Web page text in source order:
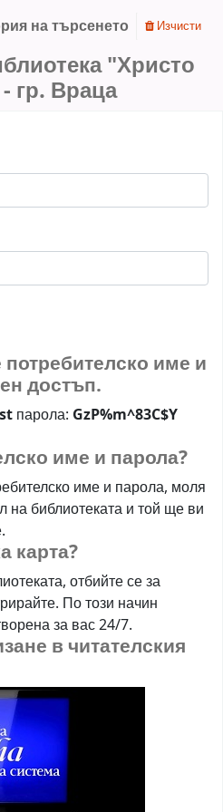
на търсенето Изчисти
"Христо
гр. Враца
име и
достъп.
парола: GzP%m^83C$Y
име и парола?
име и парола, моля
на библиотеката и той ще ви
карта?
отбийте се за
По този начин
за вас 24/7.
в читателския